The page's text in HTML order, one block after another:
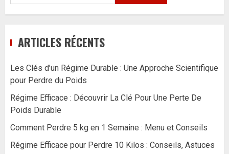
ARTICLES RÉCENTS
Les Clés d’un Régime Durable : Une Approche Scientifique
pour Perdre du Poids
Régime Efficace : Découvrir La Clé Pour Une Perte De
Poids Durable
Comment Perdre 5 kg en 1 Semaine : Menu et Conseils
Régime Efficace pour Perdre 10 Kilos : Conseils, Astuces